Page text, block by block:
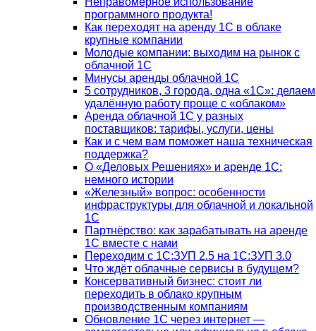
программного продукта!
Как переходят на аренду 1С в облаке
крупные компании
Молодые компании: выходим на рынок с
облачной 1С
Минусы аренды облачной 1С
5 сотрудников, 3 города, одна «1С»: делаем
удалённую работу проще с «облаком»
Аренда облачной 1С у разных
поставщиков: тарифы, услуги, цены
Как и с чем вам поможет наша техническая
поддержка?
О «Деловых Решениях» и аренде 1С:
немного истории
«Железный» вопрос: особенности
инфраструктуры для облачной и локальной
1С
Партнёрство: как зарабатывать на аренде
1С вместе с нами
Переходим с 1С:ЗУП 2.5 на 1С:ЗУП 3.0
Что ждёт облачные сервисы в будущем?
Консервативный бизнес: стоит ли
переходить в облако крупным
производственным компаниям
Обновление 1С через интернет —